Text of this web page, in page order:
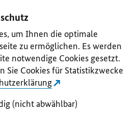
um Ihnen die optimale
zu ermöglichen. Es werden
notwendige Cookies gesetzt.
Sie Cookies für Statistikzwecke
(nicht abwählbar)